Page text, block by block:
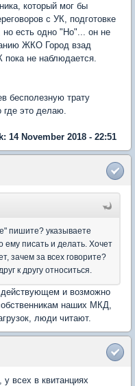
который мог бы
с УК, подготовке
но есть одно "Но"... он не
ЖКО Город взад
не наблюдается.
бесполезную трату
где это делаю.
14 November 2018 - 22:51
пишите? указываете
ему писать и делать. Хочет
зачем за всех говорите?
к другу относиться.
и возможно
наших МКД,
люди читают.
всех в квитанциях